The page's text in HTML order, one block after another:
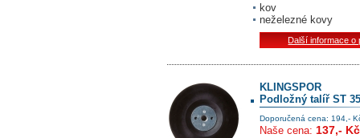
kov
neželezné kovy
Další informace o
KLINGSPOR
Podložný talíř ST
Doporučená cena: 194,-
Naše cena: 137,- Kč